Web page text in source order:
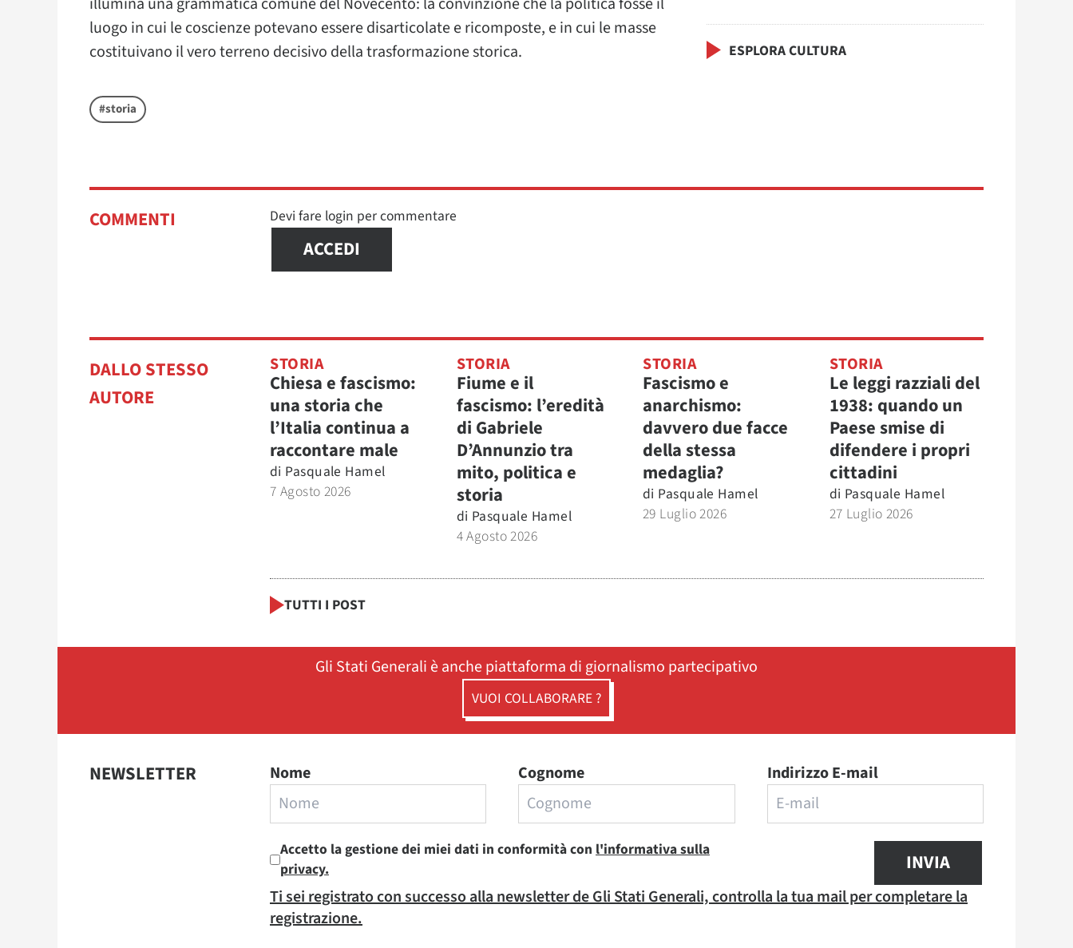
luogo in cui le coscienze potevano essere disarticolate e ricomposte, e in cui le masse
costituivano il vero terreno decisivo della trasformazione storica.
#storia
ESPLORA CULTURA
COMMENTI Devi fare login per commentare
ACCEDI
DALLO STESSO
AUTORE
STORIA
Chiesa e fascismo:
una storia che
l’Italia continua a
raccontare male
di Pasquale Hamel
7 Agosto 2026
STORIA
Fiume e il
fascismo: l’eredità
di Gabriele
D’Annunzio tra
mito, politica e
storia
di Pasquale Hamel
4 Agosto 2026
STORIA
Fascismo e
anarchismo:
davvero due facce
della stessa
medaglia?
di Pasquale Hamel
29 Luglio 2026
STORIA
Le leggi razziali del
1938: quando un
Paese smise di
difendere i propri
cittadini
di Pasquale Hamel
27 Luglio 2026
TUTTI I POST
Gli Stati Generali è anche piattaforma di giornalismo partecipativo
VUOI COLLABORARE ?
NEWSLETTER Nome Cognome Indirizzo E-mail
Accetto la gestione dei miei dati in conformità con l'informativa sulla
privacy.
INVIA
Ti sei registrato con successo alla newsletter de Gli Stati Generali, controlla la tua mail per completare la
registrazione.